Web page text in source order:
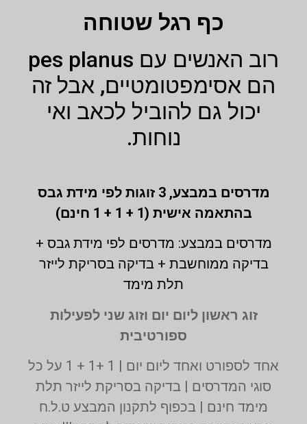
כף רגל שטוחה
רוב האנשים עם pes planus
הם אסימפטומטיים, אבל זה
יכול גם להוביל לכאב ואי
נוחות.
מדרסים במבצע,
3 זוגות לפי מידת גבס
בהתאמה אישית (1 + 1 + 1 חינם)
מדרסים במבצע: מדרסים לפי מידת גבס +
בדיקה ממוחשבת + בדיקה בסריקת לייזר
תלת מימד
זוג ראשון ליום יום וזוג שני לפעילות
ספורטיבית
אחד לספורט ואחד ליום יום | 1 +1 + 1 על כל
סוגי המדרסים | בדיקה בסריקת לייזר תלת
מימד חינם | בכפוף לתקנון המבצע ט.ל.ח